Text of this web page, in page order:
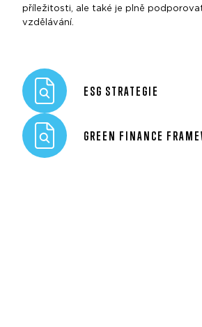
příležitosti, ale také je plně
vzdělávání.
ESG STRATEGIE
GREEN FINANCE